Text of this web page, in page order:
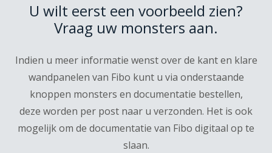
U wilt eerst een voorbeeld zien?
Vraag uw monsters aan.
Indien u meer informatie wenst over de kant en klare
wandpanelen van Fibo kunt u via onderstaande
knoppen monsters en documentatie bestellen,
deze worden per post naar u verzonden. Het is ook
mogelijk om de documentatie van Fibo digitaal op te
slaan.